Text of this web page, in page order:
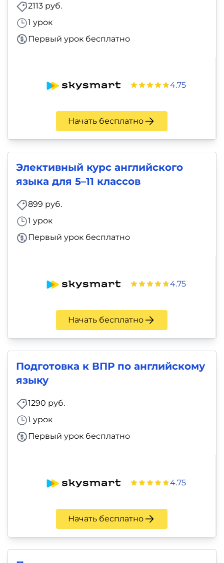
2113 руб.
1 урок
Первый урок бесплатно
4.75
Начать бесплатно
Элективный курс английского
языка для 5–11 классов
899 руб.
1 урок
Первый урок бесплатно
4.75
Начать бесплатно
Подготовка к ВПР по английскому
языку
1290 руб.
1 урок
Первый урок бесплатно
4.75
Начать бесплатно